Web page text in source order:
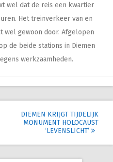
wel dat de reis een kwartier
Het treinverkeer van en
wel gewoon door. Afgelopen
de beide stations in Diemen
werkzaamheden.
DIEMEN KRIJGT TIJDELIJK
MONUMENT HOLOCAUST
‘LEVENSLICHT’